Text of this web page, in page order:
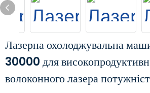
Лазерна охолоджувальна
30000 для
волоконного лазера